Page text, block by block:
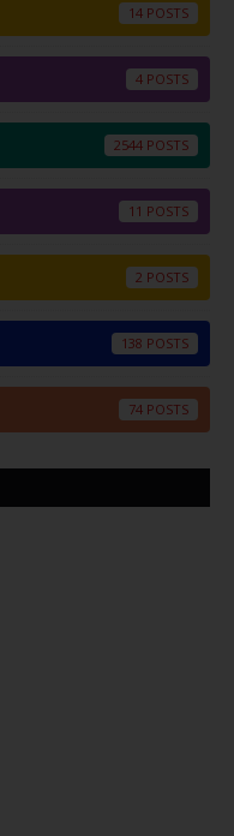
14
4
2544
11
2
138
74